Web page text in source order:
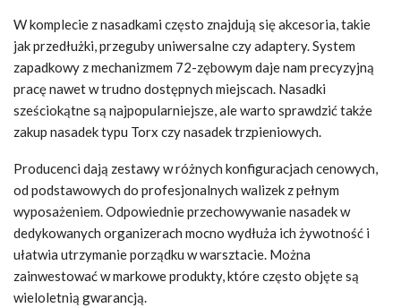
W komplecie z nasadkami często znajdują się akcesoria, takie
jak przedłużki, przeguby uniwersalne czy adaptery. System
zapadkowy z mechanizmem 72-zębowym daje nam precyzyjną
pracę nawet w trudno dostępnych miejscach. Nasadki
sześciokątne są najpopularniejsze, ale warto sprawdzić także
zakup nasadek typu Torx czy nasadek trzpieniowych.
Producenci dają zestawy w różnych konfiguracjach cenowych,
od podstawowych do profesjonalnych walizek z pełnym
wyposażeniem. Odpowiednie przechowywanie nasadek w
dedykowanych organizerach mocno wydłuża ich żywotność i
ułatwia utrzymanie porządku w warsztacie. Można
zainwestować w markowe produkty, które często objęte są
wieloletnią gwarancją.